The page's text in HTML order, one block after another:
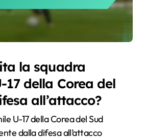
la squadra
17 della Corea del
all’attacco?
U-17 della Corea del Sud
dalla difesa all’attacco